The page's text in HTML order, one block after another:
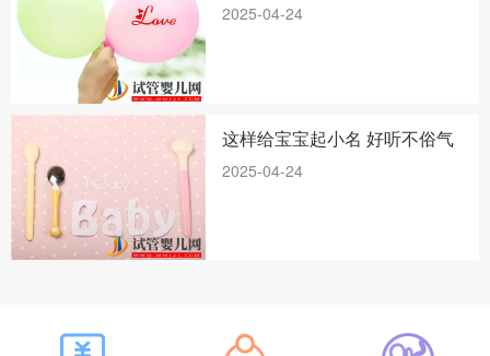
2025-04-24
这样给宝宝起小名 好听不俗气
2025-04-24